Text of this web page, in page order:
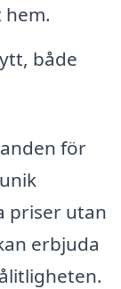
både
för
priser utan
erbjuda